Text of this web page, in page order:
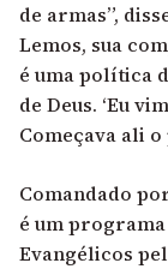
de armas”,
Lemos, sua
é uma política
de Deus. ‘Eu
Começava ali
Comandado
é um
Evangélicos